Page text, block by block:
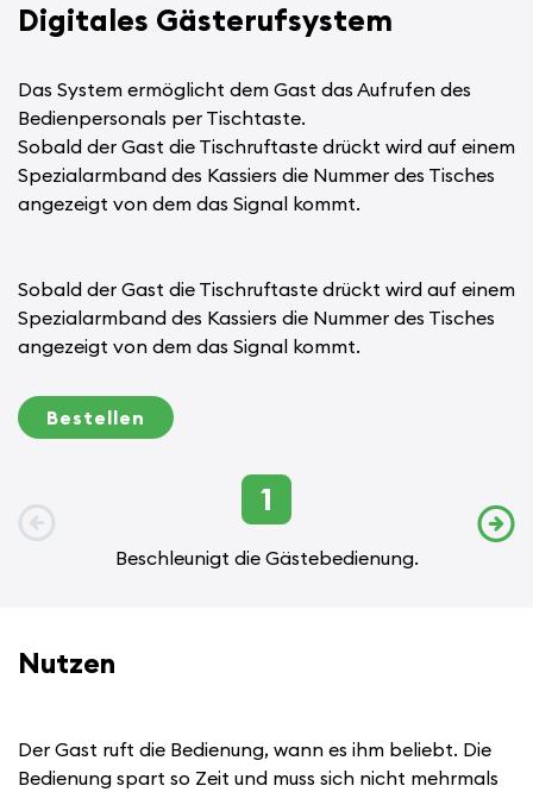
Digitales Gästerufsystem
Das System ermöglicht dem Gast das Aufrufen des
Bedienpersonals per Tischtaste.
Sobald der Gast die Tischruftaste drückt wird auf einem
Spezialarmband des Kassiers die Nummer des Tisches
angezeigt von dem das Signal kommt.
Sobald der Gast die Tischruftaste drückt wird auf einem
Spezialarmband des Kassiers die Nummer des Tisches
angezeigt von dem das Signal kommt.
Bestellen
1
Beschleunigt die Gästebedienung.
Nutzen
Der Gast ruft die Bedienung, wann es ihm beliebt. Die
Bedienung spart so Zeit und muss sich nicht mehrmals